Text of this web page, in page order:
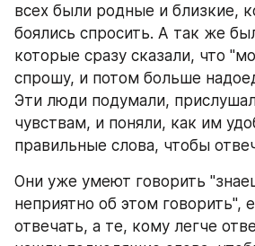
всех были родные и близкие,
боялись спросить. А так же
которые сразу сказали, что
спрошу, и потом больше
Эти люди подумали,
чувствам, и поняли, как им
правильные слова, чтобы
Они уже умеют говорить
неприятно об этом говорить",
отвечать, а те, кому легче